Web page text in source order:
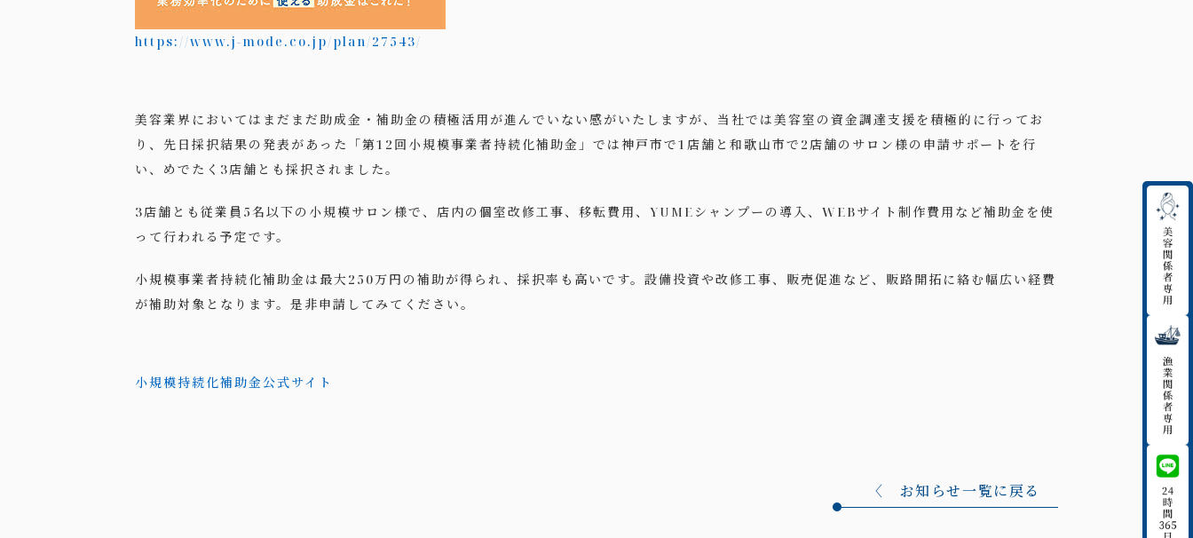
https://www.j-mode.co.jp/plan/27543/
美容業界においてはまだまだ助成金・補助金の積極活用が進んでいない感がいたしますが、当社では美容室の資金調達支援を積極的に行ってお
り、先日採択結果の発表があった「第12回小規模事業者持続化補助金」では神戸市で1店舗と和歌山市で2店舗のサロン様の申請サポートを行
い、めでたく3店舗とも採択されました。
3店舗とも従業員5名以下の小規模サロン様で、店内の個室改修工事、移転費用、YUMEシャンプーの導入、WEBサイト制作費用など補助金を使
って行われる予定です。
小規模事業者持続化補助金は最大250万円の補助が得られ、採択率も高いです。設備投資や改修工事、販売促進など、販路開拓に絡む幅広い経費
が補助対象となります。是非申請してみてください。
小規模持続化補助金公式サイト
〈 お知らせ一覧に戻る